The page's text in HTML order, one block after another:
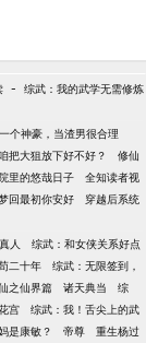
为天下共主，开
一见常青道成
- 综武：我的武学无需修炼
个神豪，当渣男很合理
把大狙放下好不好？
修仙
里的悠哉日子
全知读者视
回最初你安好
穿越后系统
人
综武：和女侠关系好点
二十年
综武：无限签到，
之仙界篇 诸天典当
综
宫
综武：我！舌尖上的武
是康敏？ 帝尊
重生杨过